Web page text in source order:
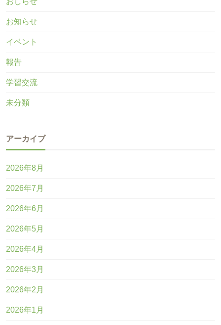
お知らせ
イベント
報告
学習交流
未分類
アーカイブ
2026年8月
2026年7月
2026年6月
2026年5月
2026年4月
2026年3月
2026年2月
2026年1月